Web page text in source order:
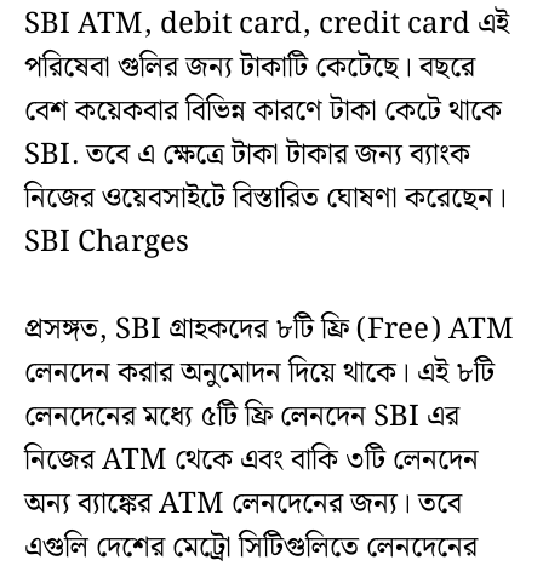
SBI ATM, debit card, credit card এই
পরিষেবা গুলির জন্য টাকাটি কেটেছে। বছরে
বেশ কয়েকবার বিভিন্ন কারণে টাকা কেটে থাকে
SBI. তবে এ ক্ষেত্রে টাকা টাকার জন্য ব্যাংক
নিজের ওয়েবসাইটে বিস্তারিত ঘোষণা করেছেন।
SBI Charges
প্রসঙ্গত, SBI গ্রাহকদের ৮টি ফ্রি (Free) ATM
লেনদেন করার অনুমোদন দিয়ে থাকে। এই ৮টি
লেনদেনের মধ্যে ৫টি ফ্রি লেনদেন SBI এর
নিজের ATM থেকে এবং বাকি ৩টি লেনদেন
অন্য ব্যাঙ্কের ATM লেনদেনের জন্য। তবে
এগুলি দেশের মেট্রো সিটিগুলিতে লেনদেনের